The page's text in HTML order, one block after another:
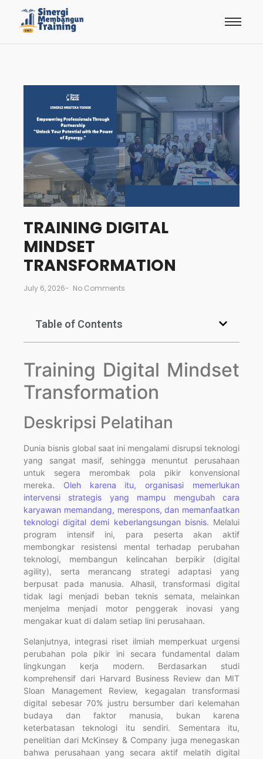
TRAINING DIGITAL
MINDSET
TRANSFORMATION
July 6, 2026- No Comments
Table of Contents
Training Digital Mindset
Transformation
Deskripsi Pelatihan
Dunia bisnis global saat ini mengalami disrupsi teknologi
yang sangat masif, sehingga menuntut perusahaan
untuk segera merombak pola pikir konvensional
mereka. Oleh karena itu, organisasi memerlukan
intervensi strategis yang mampu mengubah cara
karyawan memandang, merespons, dan memanfaatkan
teknologi digital demi keberlangsungan bisnis. Melalui
program intensif ini, para peserta akan aktif
membongkar resistensi mental terhadap perubahan
teknologi, membangun kelincahan berpikir (digital
agility), serta merancang strategi adaptasi yang
berpusat pada manusia. Alhasil, transformasi digital
tidak lagi menjadi beban teknis semata, melainkan
menjelma menjadi motor penggerak inovasi yang
mengakar kuat di dalam setiap lini perusahaan.
Selanjutnya, integrasi riset ilmiah memperkuat urgensi
perubahan pola pikir ini secara fundamental dalam
lingkungan kerja modern. Berdasarkan studi
komprehensif dari Harvard Business Review dan MIT
Sloan Management Review, kegagalan transformasi
digital sebesar 70% justru bersumber dari kelemahan
budaya dan faktor manusia, bukan karena
keterbatasan teknologi itu sendiri. Sementara itu,
penelitian dari McKinsey & Company juga menegaskan
bahwa perusahaan yang secara aktif melatih digital